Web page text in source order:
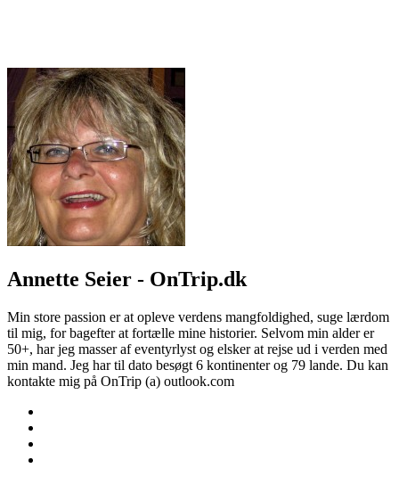
Annette Seier - OnTrip.dk
Min store passion er at opleve verdens mangfoldighed, suge lærdom
til mig, for bagefter at fortælle mine historier. Selvom min alder er
50+, har jeg masser af eventyrlyst og elsker at rejse ud i verden med
min mand. Jeg har til dato besøgt 6 kontinenter og 79 lande. Du kan
kontakte mig på OnTrip (a) outlook.com